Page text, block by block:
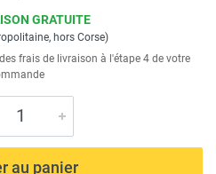
GRATUITE
hors Corse)
frais de livraison à l'étape 4 de votre
au panier